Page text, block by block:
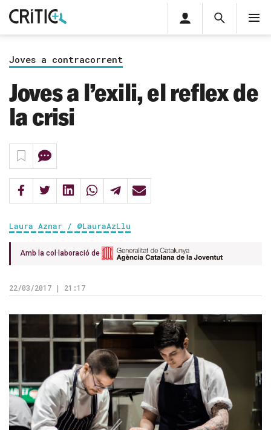
Cerca
privada
Inicia sessió
Joves a contracorrent
Joves a l’exili, el reflex de
la crisi
Laura Aznar / @LauraAzLlu
Amb la col·laboració de
22/03/2017 | 21:17